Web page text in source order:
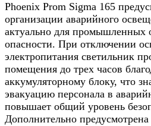
Phoenix Prom Sigma 165
организации аварийного
актуально для промышленных
опасности. При отключении
электропитания светильник
помещения до трех часов
аккумуляторному блоку, что
эвакуацию персонала в
повышает общий уровень
Дополнительно